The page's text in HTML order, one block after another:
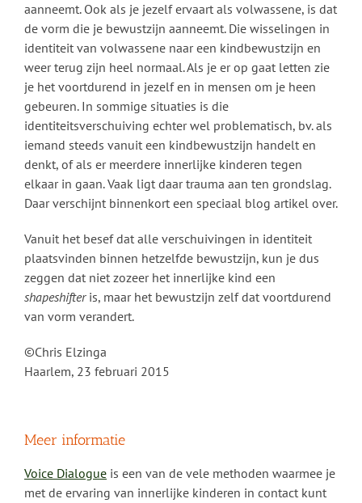
aanneemt. Ook als je jezelf ervaart als volwassene, is dat
de vorm die je bewustzijn aanneemt. Die wisselingen in
identiteit van volwassene naar een kindbewustzijn en
weer terug zijn heel normaal. Als je er op gaat letten zie
je het voortdurend in jezelf en in mensen om je heen
gebeuren. In sommige situaties is die
identiteitsverschuiving echter wel problematisch, bv. als
iemand steeds vanuit een kindbewustzijn handelt en
denkt, of als er meerdere innerlijke kinderen tegen
elkaar in gaan. Vaak ligt daar trauma aan ten grondslag.
Daar verschijnt binnenkort een speciaal blog artikel over.
Vanuit het besef dat alle verschuivingen in identiteit
plaatsvinden binnen hetzelfde bewustzijn, kun je dus
zeggen dat niet zozeer het innerlijke kind een
shapeshifteris, maar het bewustzijn zelf dat voortdurend
van vorm verandert.
©Chris Elzinga
Haarlem, 23 februari 2015
Meer informatie
Voice Dialogue is een van de vele methoden waarmee je
met de ervaring van innerlijke kinderen in contact kunt